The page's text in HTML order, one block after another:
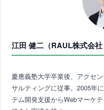
江田 健二（RAUL株式会社
慶應義塾大学卒業後、アクセ
サルティングに従事。2005年
テム開発支援からWebマーケ